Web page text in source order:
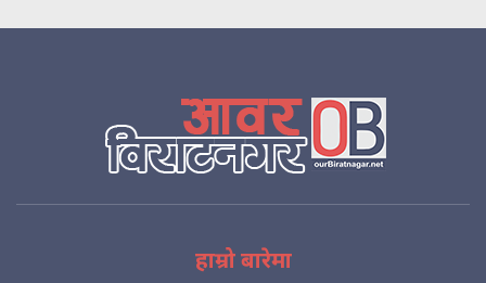
हाम्रो बारेमा